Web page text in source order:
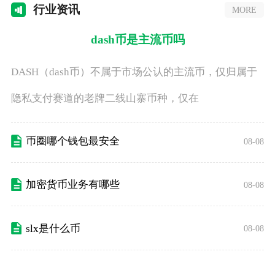
行业资讯 MORE
dash币是主流币吗
DASH（dash币）不属于市场公认的主流币，仅归属于
隐私支付赛道的老牌二线山寨币种，仅在
币圈哪个钱包最安全 08-08
加密货币业务有哪些 08-08
slx是什么币 08-08